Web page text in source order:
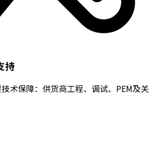
持
术保障：供货商工程、调试、PEM及关